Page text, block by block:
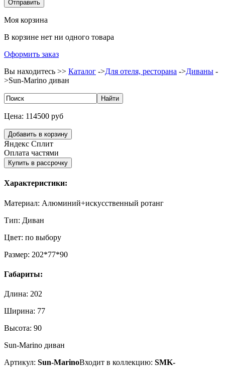
Моя корзина
В корзине нет ни одного товара
Оформить заказ
Вы находитесь >> Каталог ->Для отеля, ресторана ->Диваны -
>Sun-Marino диван
Цена: 114500 руб
Яндекс Сплит
Оплата частями
Характеристики:
Материал: Алюминий+искусственный ротанг
Тип: Диван
Цвет: по выбору
Размер: 202*77*90
Габариты:
Длина: 202
Ширина: 77
Высота: 90
Sun-Marino диван
Артикул: Sun-MarinoВходит в коллекцию: SMK-